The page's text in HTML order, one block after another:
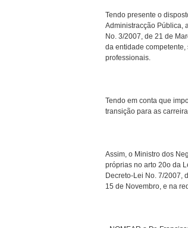
Tendo presente o
Administracção Pública,
No. 3/2007, de 21 de
da entidade
professionais.
Tendo em conta que
transição para as
Assim, o Ministro dos
próprias no arto 20o da
Decreto-Lei No. 7/2007,
15 de Novembro, e na